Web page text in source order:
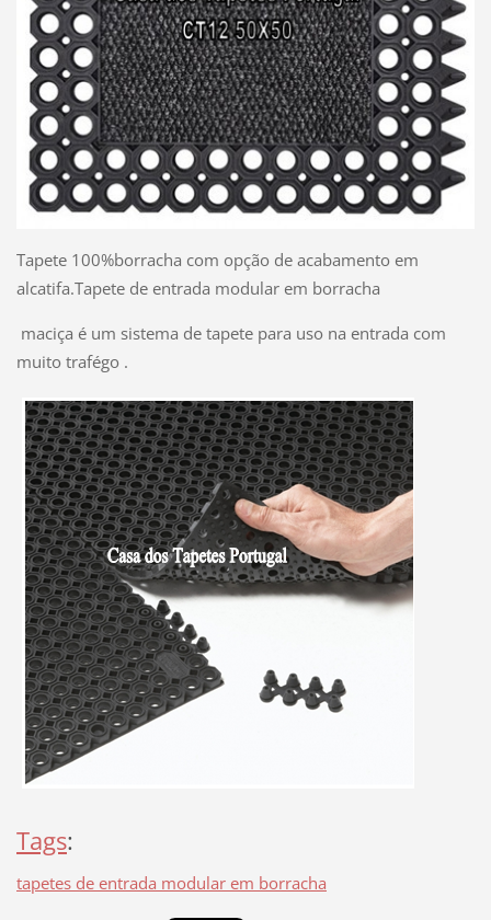
Tapete 100%borracha com opção de acabamento em
alcatifa.Tapete de entrada modular em borracha
maciça é um sistema de tapete para uso na entrada com
muito trafégo .
Tags:
tapetes de entrada modular em borracha